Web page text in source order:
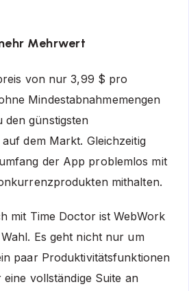
Mehrwert
von nur 3,99 $ pro
Mindestabnahmemengen
den günstigsten
dem Markt. Gleichzeitig
der App problemlos mit
mithalten.
mit Time Doctor ist WebWork
Es geht nicht nur um
paar Produktivitätsfunktionen
vollständige Suite an